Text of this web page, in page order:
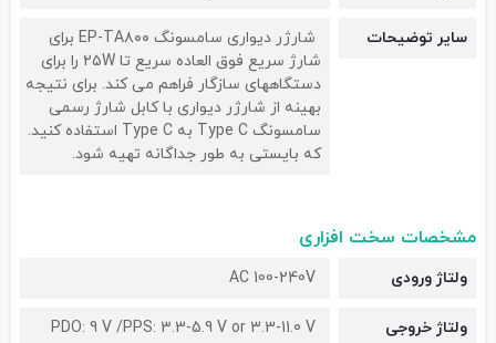
سایر توضیحات
شارژر دیواری سامسونگ EP-TA۸۰۰ برای
شارژ سریع فوق العاده سریع تا ۲۵W را برای
دستگاههای سازگار فراهم می کند. برای نتیجه
بهینه از شارژر دیواری با کابل شارژ رسمی
سامسونگ Type C به Type C استفاده کنید.
که بایستی به طور جداگانه تهیه شود.
مشخصات سخت افزاری
ولتاژ ورودی AC 100-240V
ولتاژ خروجی PDO: 9 V /PPS: 3.3-5.9 V or 3.3-11.0 V